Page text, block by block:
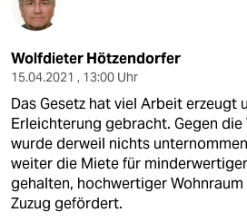
Wolfdieter Hötzendorfer
15.04.2021 , 13:00 Uhr
Das Gesetz hat viel Arbeit erzeugt
Erleichterung gebracht. Gegen
wurde derweil nichts
weiter die Miete für
gehalten, hochwertiger
Zuzug gefördert.